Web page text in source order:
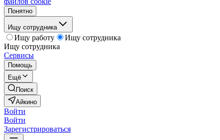
Понятно
Ищу сотрудника
Ищу работу
Ищу сотрудника
Ищу сотрудника
Сервисы
Помощь
Ещё
Поиск
Айкино
Войти
Войти
Зарегистрироваться